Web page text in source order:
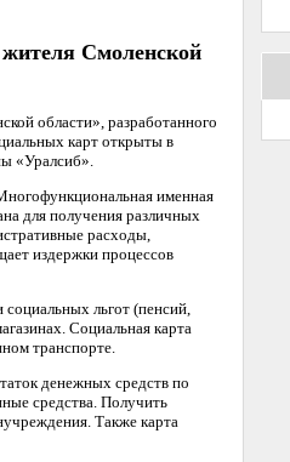
Смоленской
области», разработанного
карт открыты в
«Уралсиб».
именная
для получения различных
расходы,
издержки процессов
льгот (пенсий,
Социальная карта
транспорте.
денежных средств по
средства. Получить
Также карта